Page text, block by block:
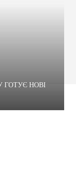
ГОТУЄ НОВІ